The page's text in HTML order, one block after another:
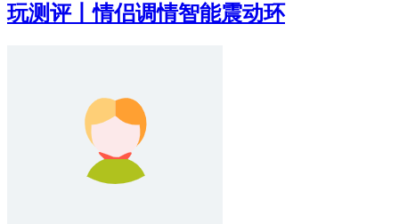
玩测评丨情侣调情智能震动环